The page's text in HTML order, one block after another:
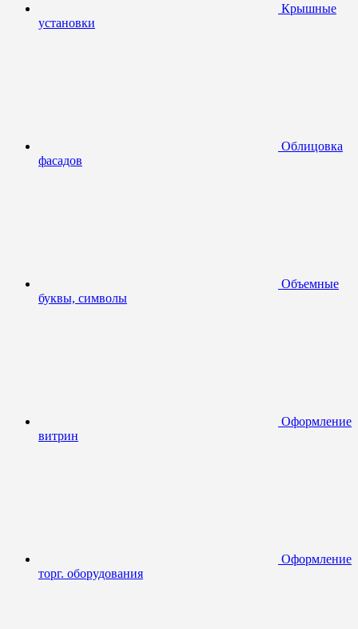
Крышные
установки
Облицовка
фасадов
Объемные
буквы, символы
Оформление
витрин
Оформление
торг. оборудования